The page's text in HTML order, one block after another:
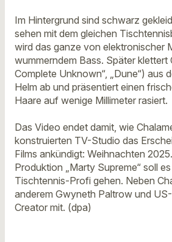
Im Hintergrund sind schwarz
sehen mit dem gleichen
wird das ganze von elektronischer
wummerndem Bass. Später klettert
Complete Unknown“, „Dune“) aus
Helm ab und präsentiert einen
Haare auf wenige Millimeter rasiert.
Das Video endet damit, wie
konstruierten TV-Studio das
Films ankündigt: Weihnachten
Produktion „Marty Supreme“ soll
Tischtennis-Profi gehen. Neben
anderem Gwyneth Paltrow und
Creator mit. (dpa)